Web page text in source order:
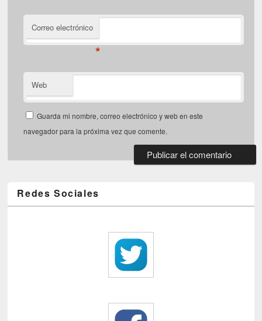
Correo electrónico
*
Web
Guarda mi nombre, correo electrónico y web en este
navegador para la próxima vez que comente.
Redes Sociales